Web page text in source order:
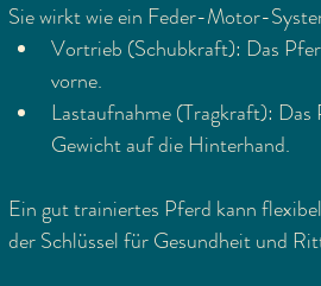
Sie wirkt wie ein Feder-Motor-
Vortrieb (Schubkraft): Das
vorne.
Lastaufnahme (Tragkraft):
Gewicht auf die Hinterhand.
Ein gut trainiertes Pferd kann
der Schlüssel für Gesundheit und